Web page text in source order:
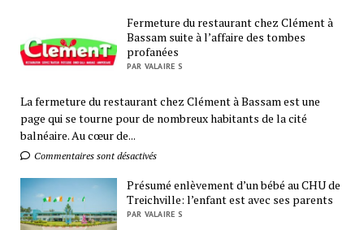
Fermeture du restaurant chez Clément à
Bassam suite à l’affaire des tombes
profanées
PAR VALAIRE S
La fermeture du restaurant chez Clément à Bassam est une
page qui se tourne pour de nombreux habitants de la cité
balnéaire. Au cœur de...
Commentaires sont désactivés
Présumé enlèvement d’un bébé au CHU de
Treichville: l’enfant est avec ses parents
PAR VALAIRE S